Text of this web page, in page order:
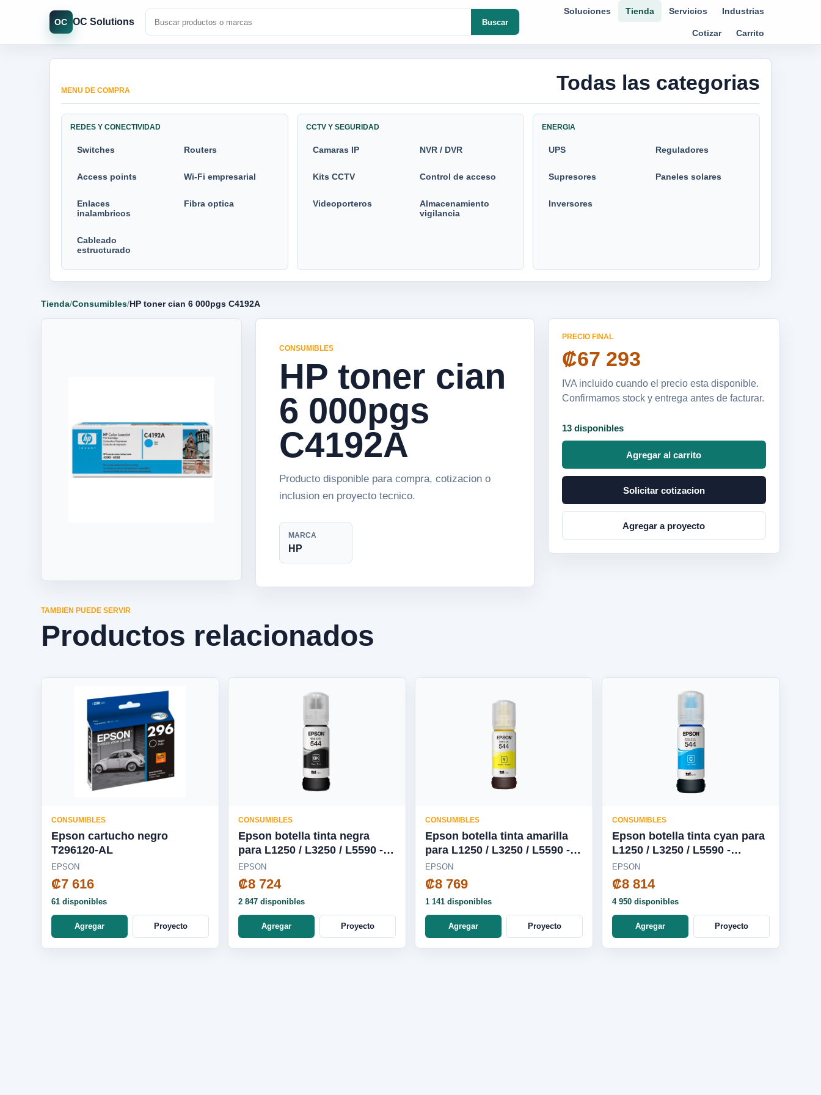
OC OC Solutions Buscar
Soluciones Tienda Servicios Industrias
Cotizar Carrito
MENU DE COMPRA Todas las categorias
REDES Y CONECTIVIDAD
Switches Routers
Access points Wi-Fi empresarial
Enlaces
inalambricos
Fibra optica
Cableado
estructurado
CCTV Y SEGURIDAD
Camaras IP NVR / DVR
Kits CCTV Control de acceso
Videoporteros
Almacenamiento
vigilancia
ENERGIA
UPS Reguladores
Supresores Paneles solares
Inversores
Tienda/Consumibles/HP toner cian 6 000pgs C4192A
CONSUMIBLES
HP toner cian
6 000pgs
C4192A
Producto disponible para compra, cotizacion o
inclusion en proyecto tecnico.
MARCA
HP
PRECIO FINAL
₡67 293
IVA incluido cuando el precio esta disponible.
Confirmamos stock y entrega antes de facturar.
13 disponibles
Agregar al carrito
Solicitar cotizacion
Agregar a proyecto
TAMBIEN PUEDE SERVIR
Productos relacionados
CONSUMIBLES
Epson cartucho negro
T296120-AL
EPSON
₡7 616
61 disponibles
Agregar Proyecto
CONSUMIBLES
Epson botella tinta negra
para L1250 / L3250 / L5590 -
T544120-AL
EPSON
₡8 724
2 847 disponibles
Agregar Proyecto
CONSUMIBLES
Epson botella tinta amarilla
para L1250 / L3250 / L5590 -
T544420-AL
EPSON
₡8 769
1 141 disponibles
Agregar Proyecto
CONSUMIBLES
Epson botella tinta cyan para
L1250 / L3250 / L5590 -
T544220-AL
EPSON
₡8 814
4 950 disponibles
Agregar Proyecto